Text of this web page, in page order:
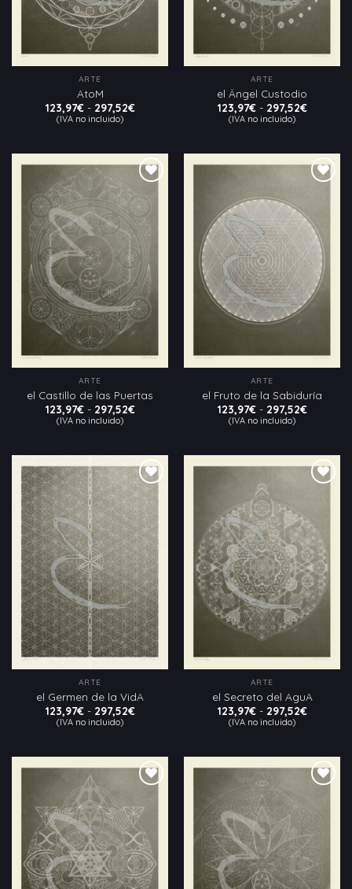
ARTE
AtoM
123,97€ - 297,52€Rango
hasta
297,52€
(IVA no incluido)
ARTE
el Ängel Custodio
123,97€ - 297,52€Rango
hasta
297,52€
(IVA no incluido)
Añadir
a la
lista
de
deseos
ARTE
el Castillo de las Puertas
123,97€ - 297,52€Rango
hasta
297,52€
(IVA no incluido)
Añadir
a la
lista
de
deseos
ARTE
el Fruto de la Sabiduría
123,97€ - 297,52€Rango
hasta
297,52€
(IVA no incluido)
Añadir
a la
lista
de
deseos
ARTE
el Germen de la VidA
123,97€ - 297,52€Rango
hasta
297,52€
(IVA no incluido)
Añadir
a la
lista
de
deseos
ARTE
el Secreto del AguA
123,97€ - 297,52€Rango
hasta
297,52€
(IVA no incluido)
Añadir
a la
lista
de
deseos
a la
de
deseos